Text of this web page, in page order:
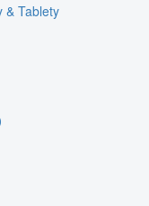
& Tablety